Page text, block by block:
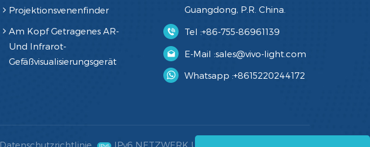
Projektionsvenenfinder
Am Kopf Getragenes AR-
Und Infrarot-
Gefäßvisualisierungsgerät
Guangdong, P.R. China.
Tel :+86-755-86961139
E-Mail :sales@vivo-light.com
Whatsapp :+8615220244172
Datenschutzrichtlinie IPv6 NETZWERK UNTERSTÜTZT